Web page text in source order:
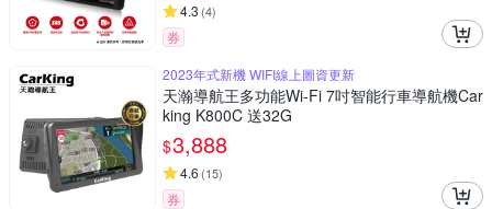
4.3 (4)
券
2023年式新機 WIFI線上圖資更新
天瀚導航王多功能Wi-Fi 7吋智能行車導航機Car
king K800C 送32G
$3,888
4.6 (15)
券